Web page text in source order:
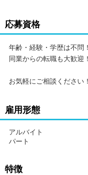
応募資格
年齢・経験・学歴は不問！
同業からの転職も大歓迎！
お気軽にご相談ください！
雇用形態
アルバイト
パート
特徴